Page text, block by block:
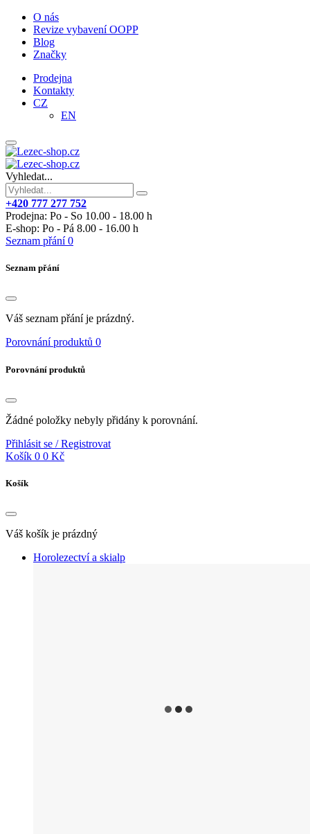
O nás
Revize vybavení OOPP
Blog
Značky
Prodejna
Kontakty
CZ
EN
Vyhledat...
+420 777 277 752
Prodejna: Po - So 10.00 - 18.00 h
E-shop: Po - Pá 8.00 - 16.00 h
Seznam přání 0
Seznam přání
Váš seznam přání je prázdný.
Porovnání produktů 0
Porovnání produktů
Žádné položky nebyly přidány k porovnání.
Přihlásit se / Registrovat
Košík 0 0 Kč
Košík
Váš košík je prázdný
Horolezectví a skialp